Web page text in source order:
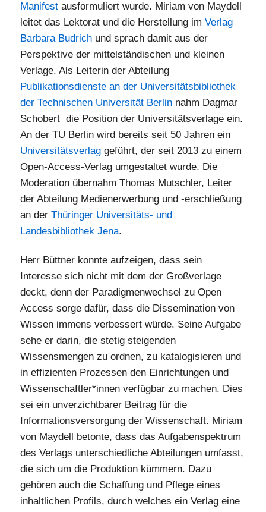
Manifest ausformuliert wurde. Miriam von Maydell
leitet das Lektorat und die Herstellung im Verlag
Barbara Budrich und sprach damit aus der
Perspektive der mittelständischen und kleinen
Verlage. Als Leiterin der Abteilung
Publikationsdienste an der Universitätsbibliothek
der Technischen Universität Berlin nahm Dagmar
Schobert die Position der Universitätsverlage ein.
An der TU Berlin wird bereits seit 50 Jahren ein
Universitätsverlag geführt, der seit 2013 zu einem
Open-Access-Verlag umgestaltet wurde. Die
Moderation übernahm Thomas Mutschler, Leiter
der Abteilung Medienerwerbung und -erschließung
an derThüringer Universitäts- und
Landesbibliothek Jena.
Herr Büttner konnte aufzeigen, dass sein
Interesse sich nicht mit dem der Großverlage
deckt, denn der Paradigmenwechsel zu Open
Access sorge dafür, dass die Dissemination von
Wissen immens verbessert würde. Seine Aufgabe
sehe er darin, die stetig steigenden
Wissensmengen zu ordnen, zu katalogisieren und
in effizienten Prozessen den Einrichtungen und
Wissenschaftler*innen verfügbar zu machen. Dies
sei ein unverzichtbarer Beitrag für die
Informationsversorgung der Wissenschaft. Miriam
von Maydell betonte, dass das Aufgabenspektrum
des Verlags unterschiedliche Abteilungen umfasst,
die sich um die Produktion kümmern. Dazu
gehören auch die Schaffung und Pflege eines
inhaltlichen Profils, durch welches ein Verlag eine